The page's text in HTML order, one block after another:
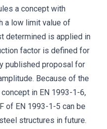
a concept with
a low limit value of
determined is applied in
factor is defined for
published proposal for
Because of the
in EN 1993-1-6,
of EN 1993-1-5 can be
structures in future.